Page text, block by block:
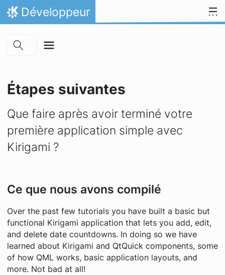
Skip to main content
Aller directement au contenu
Accueil
Développeur
Étapes suivantes
Que faire après avoir terminé votre
première application simple avec
Kirigami ?
Ce que nous avons compilé
Over the past few tutorials you have built a basic but
functional Kirigami application that lets you add, edit,
and delete date countdowns. In doing so we have
learned about Kirigami and QtQuick components, some
of how QML works, basic application layouts, and
more. Not bad at all!